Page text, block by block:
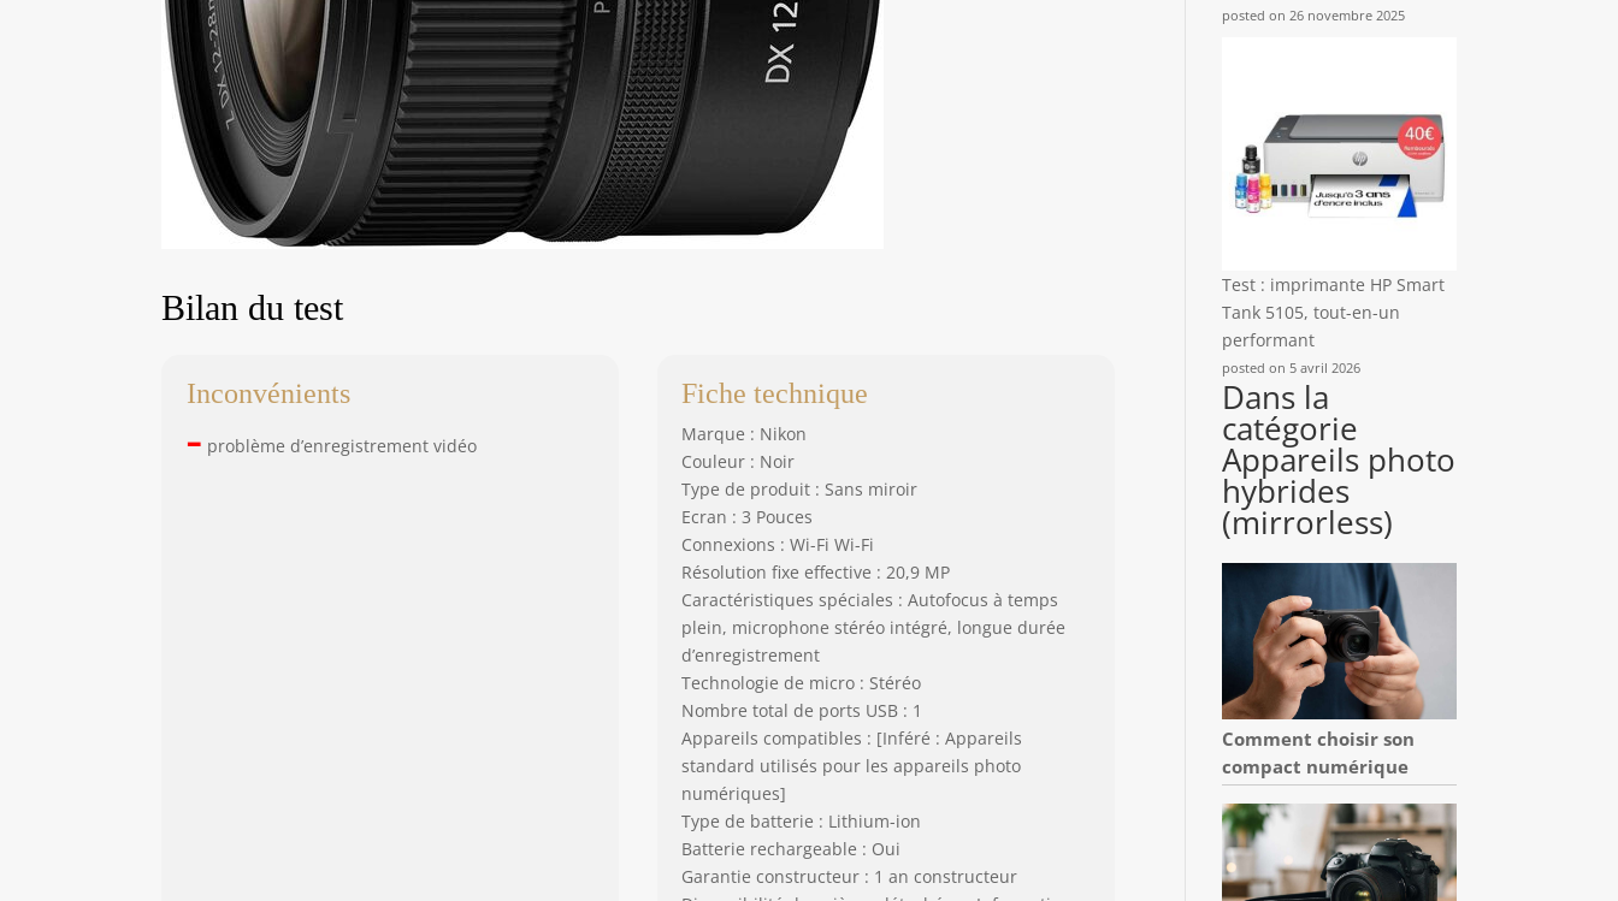
Bilan du test
Inconvénients
– problème d’enregistrement vidéo
Fiche technique
Marque : Nikon
Couleur : Noir
Type de produit : Sans miroir
Ecran : 3 Pouces
Connexions : Wi-Fi Wi-Fi
Résolution fixe effective : 20,9 MP
Caractéristiques spéciales : Autofocus à temps
plein, microphone stéréo intégré, longue durée
d’enregistrement
Technologie de micro : Stéréo
Nombre total de ports USB : 1
Appareils compatibles : [Inféré : Appareils
standard utilisés pour les appareils photo
numériques]
Type de batterie : Lithium-ion
Batterie rechargeable : Oui
Garantie constructeur : 1 an constructeur
posted on 26 novembre 2025
Test : imprimante HP Smart
Tank 5105, tout-en-un
performant
posted on 5 avril 2026
Dans la
catégorie
Appareils photo
hybrides
(mirrorless)
Comment choisir son
compact numérique